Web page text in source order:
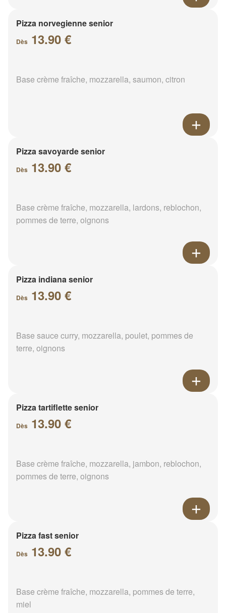
Pizza norvegienne senior
Dès 13.90 €
Base crème fraîche, mozzarella, saumon, citron
Pizza savoyarde senior
Dès 13.90 €
Base crème fraîche, mozzarella, lardons, reblochon,
pommes de terre, oignons
Pizza indiana senior
Dès 13.90 €
Base sauce curry, mozzarella, poulet, pommes de
terre, oignons
Pizza tartiflette senior
Dès 13.90 €
Base crème fraîche, mozzarella, jambon, reblochon,
pommes de terre, oignons
Pizza fast senior
Dès 13.90 €
Base crème fraîche, mozzarella, pommes de terre,
miel